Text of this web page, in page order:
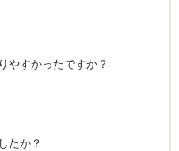
やすかったですか？
たか？